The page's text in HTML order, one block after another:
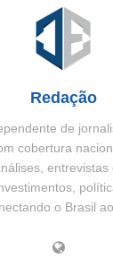
Redação
de
cobertura
o Brasil